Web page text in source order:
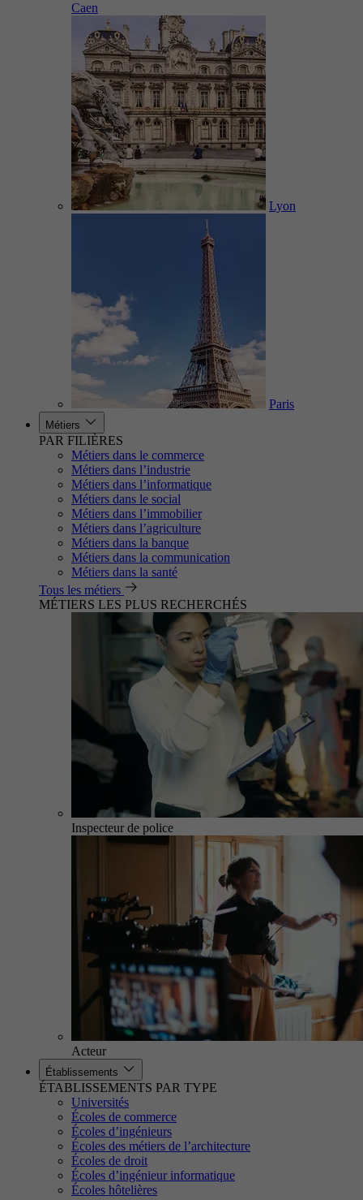
Caen
Lyon
Paris
Métiers
PAR FILIÈRES
Métiers dans le commerce
Métiers dans l’industrie
Métiers dans l’informatique
Métiers dans le social
Métiers dans l’immobilier
Métiers dans l’agriculture
Métiers dans la banque
Métiers dans la communication
Métiers dans la santé
Tous les métiers
MÉTIERS LES PLUS RECHERCHÉS
Inspecteur de police
Acteur
Établissements
ÉTABLISSEMENTS PAR TYPE
Universités
Écoles de commerce
Écoles d’ingénieurs
Écoles des métiers de l’architecture
Écoles de droit
Écoles d’ingénieur informatique
Écoles hôtelières